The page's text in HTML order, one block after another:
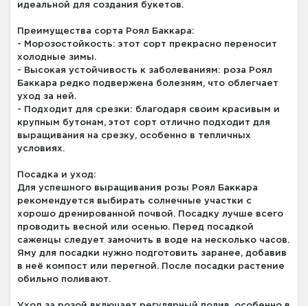
идеальной для создания букетов.
Преимущества сорта Роял Баккара:
- Морозостойкость: этот сорт прекрасно переносит
холодные зимы.
- Высокая устойчивость к заболеваниям: роза Роял
Баккара редко подвержена болезням, что облегчает
уход за ней.
- Подходит для срезки: благодаря своим красивым и
крупным бутонам, этот сорт отлично подходит для
выращивания на срезку, особенно в тепличных
условиях.
Посадка и уход:
Для успешного выращивания розы Роял Баккара
рекомендуется выбирать солнечные участки с
хорошо дренированной почвой. Посадку лучше всего
проводить весной или осенью. Перед посадкой
саженцы следует замочить в воде на несколько часов.
Яму для посадки нужно подготовить заранее, добавив
в неё компост или перегной. После посадки растение
обильно поливают.